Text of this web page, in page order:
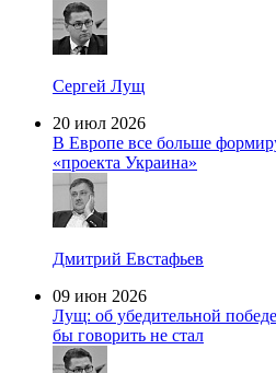
Сергей Лущ
20 июл 2026
В Европе все больше
«проекта Украина»
Дмитрий Евстафьев
09 июн 2026
Лущ: об убедительной
бы говорить не стал